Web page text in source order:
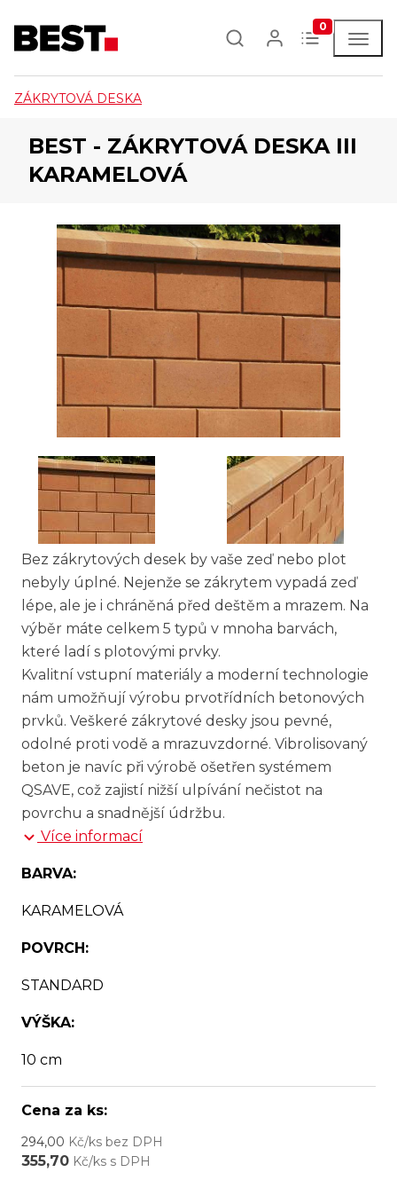
0
ZÁKRYTOVÁ DESKA
BEST - ZÁKRYTOVÁ DESKA III
KARAMELOVÁ
Bez zákrytových desek by vaše zeď nebo plot
nebyly úplné. Nejenže se zákrytem vypadá zeď
lépe, ale je i chráněná před deštěm a mrazem. Na
výběr máte celkem 5 typů v mnoha barvách,
které ladí s plotovými prvky.
Kvalitní vstupní materiály a moderní technologie
nám umožňují výrobu prvotřídních betonových
prvků. Veškeré zákrytové desky jsou pevné,
odolné proti vodě a mrazuvzdorné. Vibrolisovaný
beton je navíc při výrobě ošetřen systémem
QSAVE, což zajistí nižší ulpívání nečistot na
povrchu a snadnější údržbu.
Více informací
BARVA:
KARAMELOVÁ
POVRCH:
STANDARD
VÝŠKA:
10 cm
Cena za ks:
294,00 Kč/ks bez DPH
355,70 Kč/ks s DPH